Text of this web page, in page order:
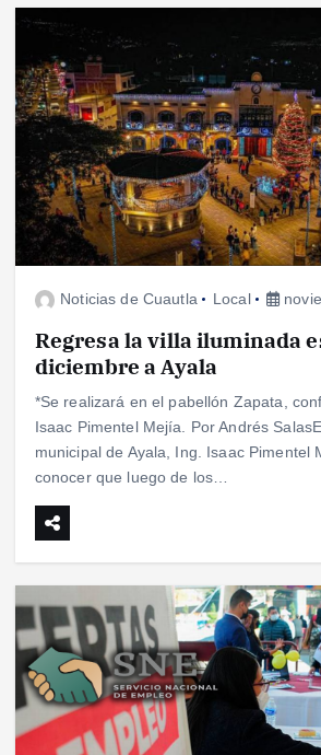
Noticias de Cuautla Local
Regresa la villa iluminada
diciembre a Ayala
*Se realizará en el pabellón Zapata,
Isaac Pimentel Mejía. Por Andrés
municipal de Ayala, Ing. Isaac Pimentel
conocer que luego de los…